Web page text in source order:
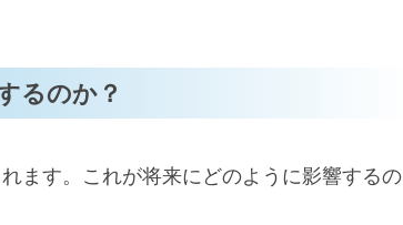
るのか？
ます。これが将来にどのように影響するの